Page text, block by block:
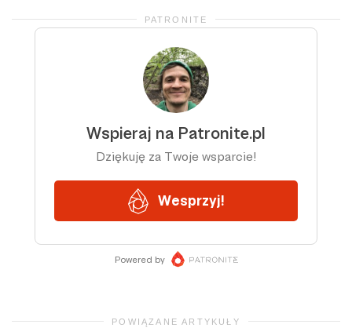
PATRONITE
POWIĄZANE ARTYKUŁY